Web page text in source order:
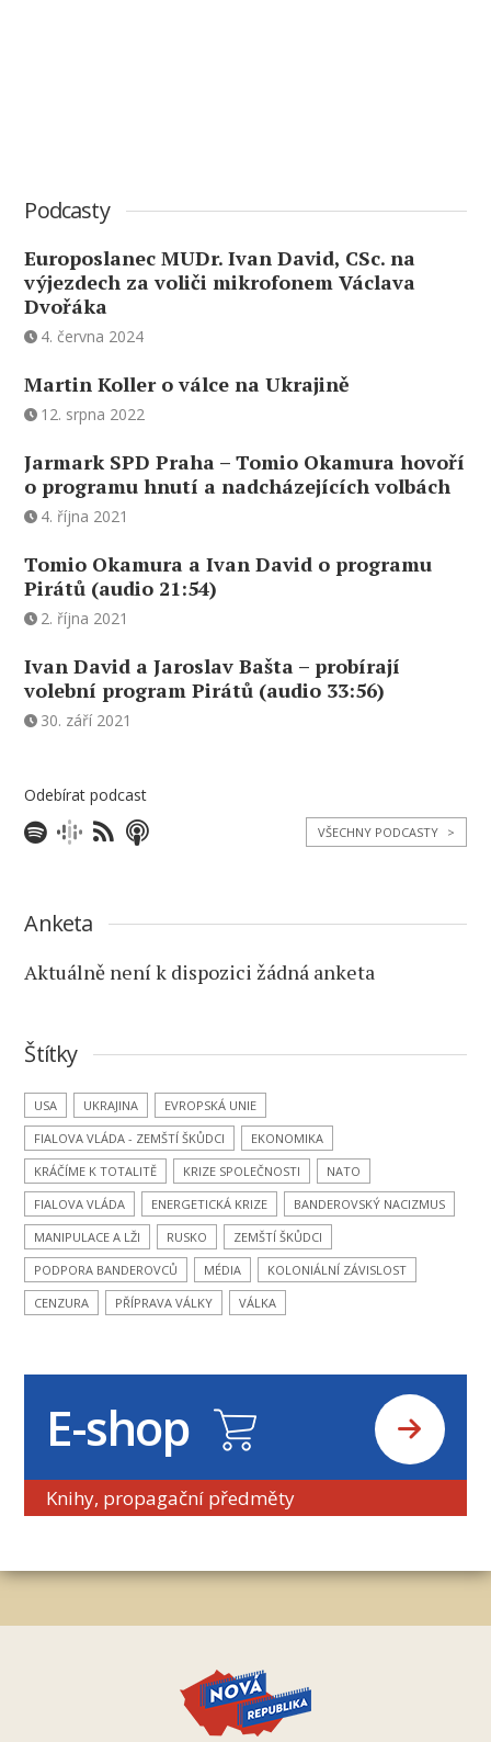
Podcasty
Europoslanec MUDr. Ivan David, CSc. na
výjezdech za voliči mikrofonem Václava
Dvořáka
4. června 2024
Martin Koller o válce na Ukrajině
12. srpna 2022
Jarmark SPD Praha – Tomio Okamura hovoří
o programu hnutí a nadcházejících volbách
4. října 2021
Tomio Okamura a Ivan David o programu
Pirátů (audio 21:54)
2. října 2021
Ivan David a Jaroslav Bašta – probírají
volební program Pirátů (audio 33:56)
30. září 2021
Odebírat podcast
VŠECHNY PODCASTY >
Anketa
Aktuálně není k dispozici žádná anketa
Štítky
USA UKRAJINA
EVROPSKÁ UNIE
FIALOVA VLÁDA - ZEMŠTÍ ŠKŮDCI
EKONOMIKA
KRÁČÍME K TOTALITĚ
KRIZE SPOLEČNOSTI
NATO
FIALOVA VLÁDA
ENERGETICKÁ KRIZE
BANDEROVSKÝ NACIZMUS
MANIPULACE A LŽI
RUSKO
ZEMŠTÍ ŠKŮDCI
PODPORA BANDEROVCŮ
MÉDIA
KOLONIÁLNÍ ZÁVISLOST
CENZURA
PŘÍPRAVA VÁLKY VÁLKA
E-shop
Knihy, propagační předměty